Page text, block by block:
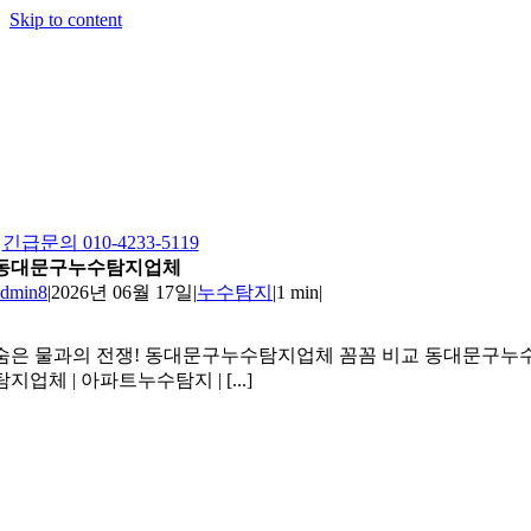
Skip to content
긴급문의 010-4233-5119
대문구누수탐지업체
|2026년 06월 17일|누수탐지 |1 min|
은 물과의 전쟁! 동대문구누수탐지업체 꼼꼼 비교 동대문구누
지업체 | 아파트누수탐지 | [...]